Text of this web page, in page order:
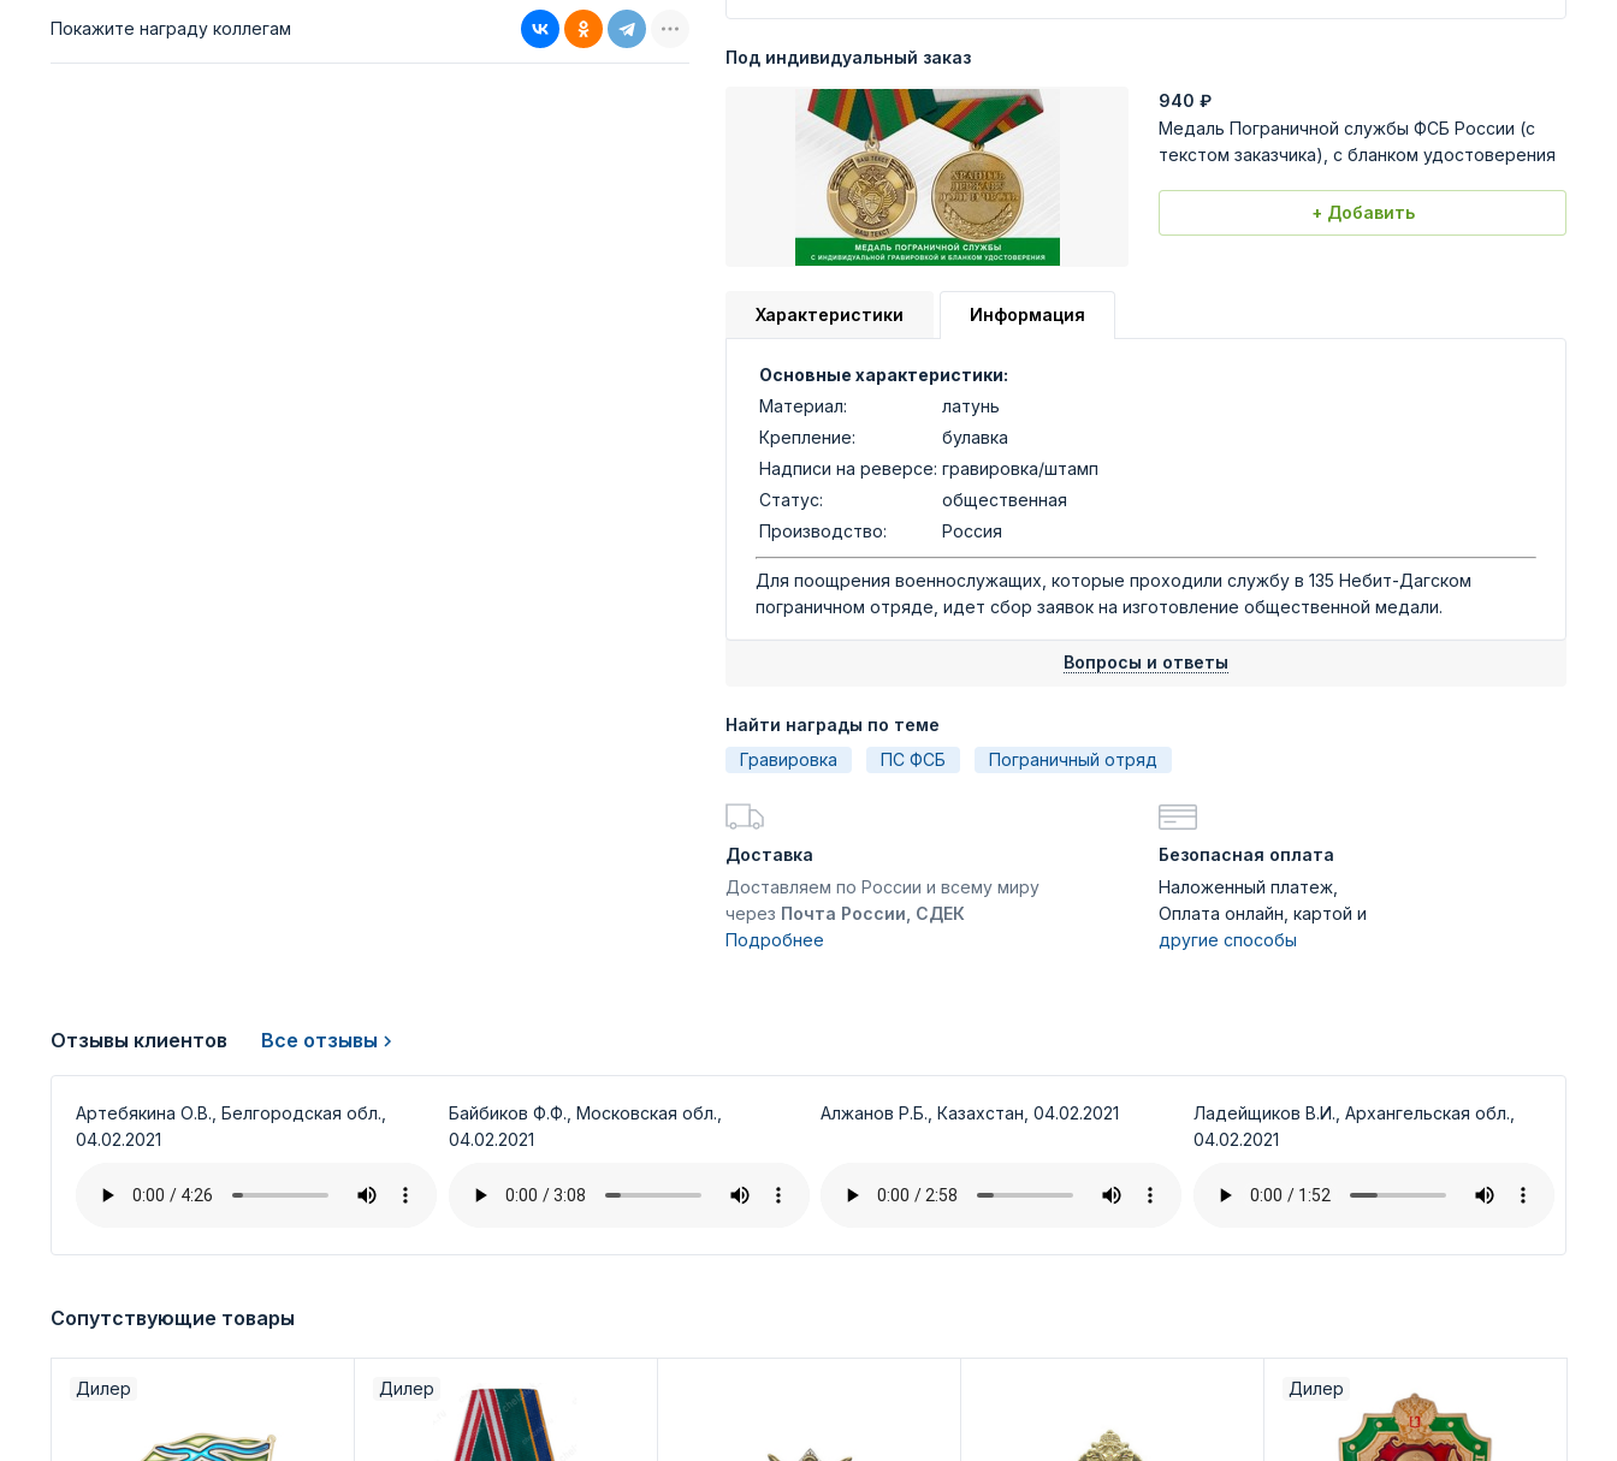
Покажите награду коллегам
Под индивидуальный заказ
940 ₽
Медаль Пограничной службы ФСБ России (с
текстом заказчика), с бланком удостоверения
+ Добавить
Характеристики Информация
Основные характеристики:
Материал:
латунь
Крепление:
булавка
Надписи на реверсе: гравировка/штамп
Статус:
общественная
Производство:
Россия
Для поощрения военнослужащих, которые проходили службу в 135 Небит-Дагском
пограничном отряде, идет сбор заявок на изготовление общественной медали.
Вопросы и ответы
Найти награды по теме
Гравировка
ПС ФСБ Пограничный отряд
Доставка
Доставляем по России и всему миру
через Почта России, СДЕК
Подробнее
Безопасная оплата
Наложенный платеж,
Оплата онлайн, картой и
другие способы
Отзывы клиентов Все отзывы
Артебякина О.В., Белгородская обл.,
04.02.2021
Байбиков Ф.Ф., Московская обл.,
04.02.2021
Алжанов Р.Б., Казахстан, 04.02.2021
Ладейщиков В.И., Архангельская обл.,
04.02.2021
Сопутствующие товары
Дилер Дилер Дилер